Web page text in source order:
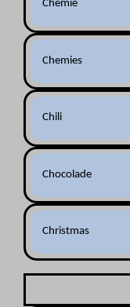
Chemie
Chemies
Chili
Chocolade
Christmas